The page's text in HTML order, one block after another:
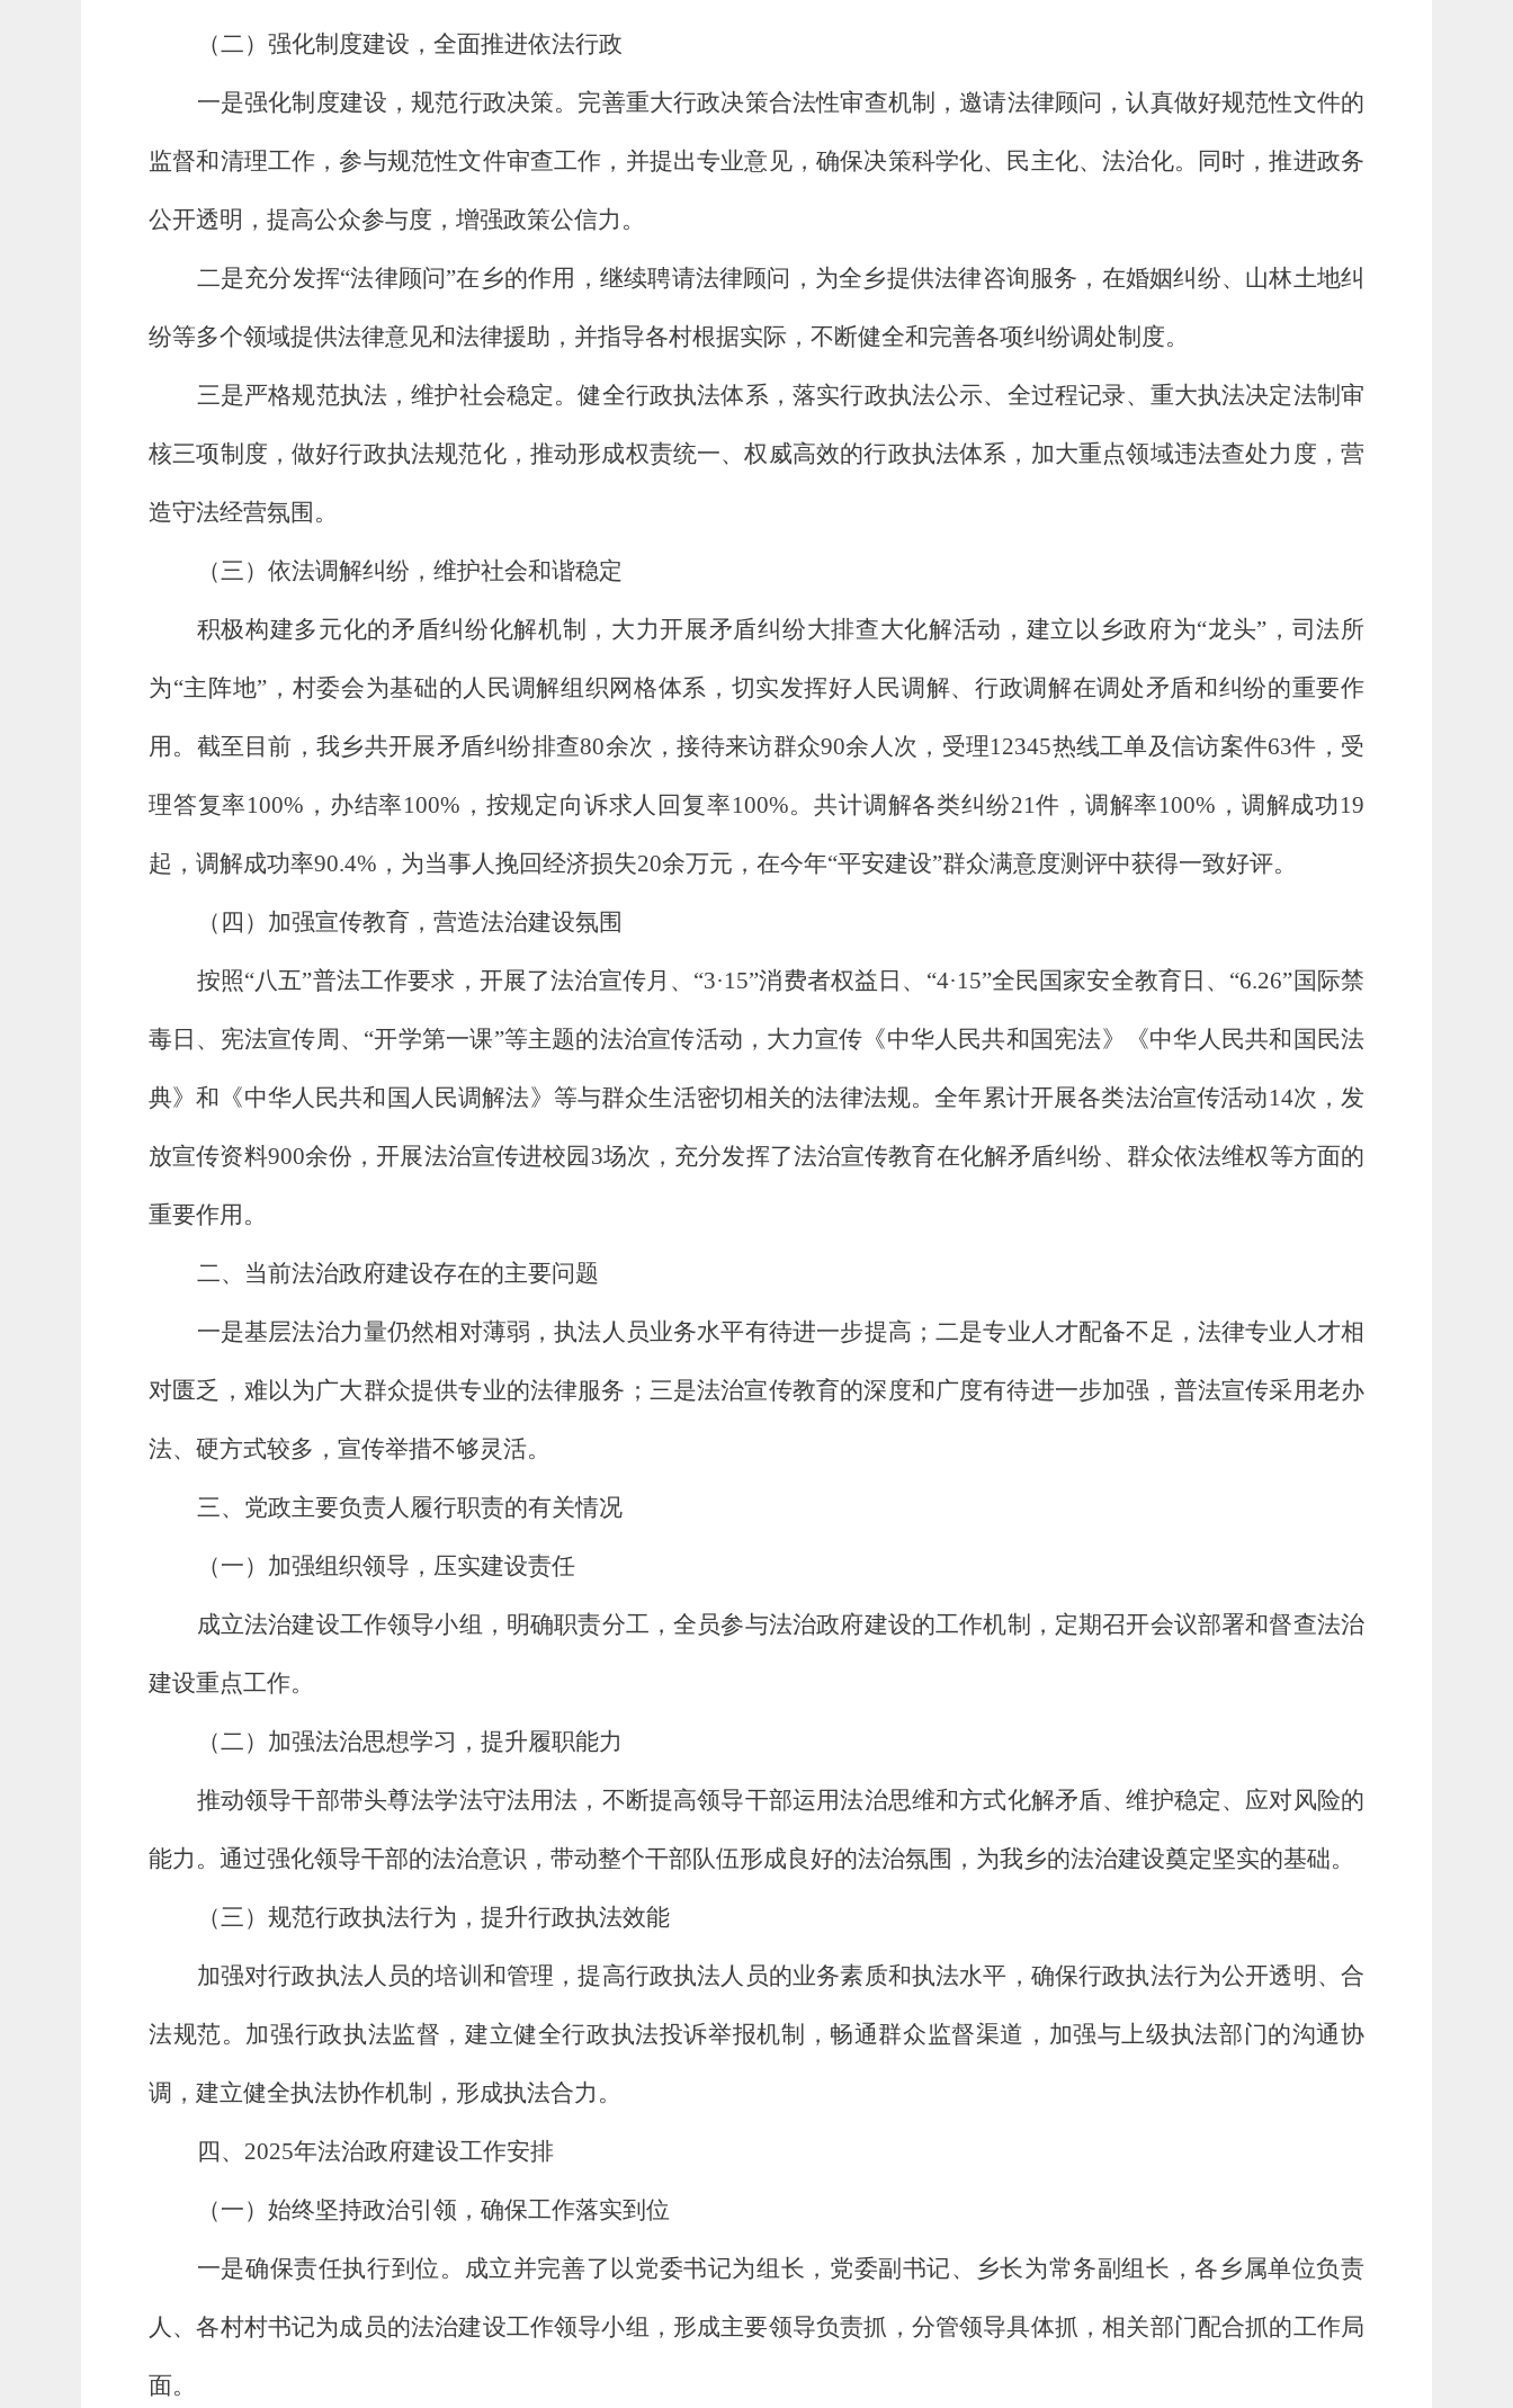
（二）强化制度建设，全面推进依法行政
一是强化制度建设，规范行政决策。完善重大行政决策合法性审查机制，邀请法律顾问，认真做好规范性文件的
监督和清理工作，参与规范性文件审查工作，并提出专业意见，确保决策科学化、民主化、法治化。同时，推进政务
公开透明，提高公众参与度，增强政策公信力。
二是充分发挥“法律顾问”在 乡的作用，继续聘请法律顾问，为全乡提供法律咨询服务，在婚姻纠纷、山林土地纠
纷等多个领域提供法律意见和法律援助，并指导各村根据实际，不断健全和完善各项纠纷调处制度。
三是严格规范执法，维护社会稳定。健全行政执法体系，落实行政执法公示、全过程记录、重大执法决定法制审
核三项制度，做好行政执法规范化，推动形成权责统一、权威高效的行政执法体系，加大重点领域违法查处力度，营
造守法经营氛围。
（三）依法调解纠纷，维护社会和谐稳定
积极构建多元化的矛盾纠纷化解机制，大力开展矛盾纠纷大排查大化解活动，建立以乡政府为“龙头”，司法所
为“主阵地”，村委会为基础的人民调解组织网格体系，切实发挥好人民调解、行政调解在调处矛盾和纠纷的重要作
用。截至目前，我乡共开展矛盾纠纷排查80余次，接待来访群众90余人次，受理12345热线工单及信访案件63件，受
理答复率100%，办结率100%，按规定向诉求人回复率100%。共计调解各类纠纷21件，调解率100%，调解成功19
起，调解成功率90.4%，为当事人挽回经济损失20余万元，在今年“平安建设”群众满意度测评中获得一致好评。
（四）加强宣传教育，营造法治建设氛围
按照“八五”普法工作要求，开展了法治宣传月、“3·15”消费者权益日、“4·15”全民国家安全教育日、“6.26”国际禁
毒日、宪法宣传周、“开学第一课”等主题的法治宣传活动，大力宣传《中华人民共和国宪法》《中华人民共和国民法
典》和《中华人民共和国人民调解法》等与群众生活密切相关的法律法规。全年累计开展各类法治宣传活动14次，发
放宣传资料900余份，开展法治宣传进校园 3场次，充分发挥了法治宣传教育在化解矛盾纠纷、群众依法维权等方面的
重要作用。
二、当前法治政府建设存在的主要问题
一是基层法治力量仍然相对薄弱，执法人员业务水平有待进一步提高；二是专业人才配备不足，法律专业人才相
对匮乏，难以为广大群众提供专业的法律服务；三是法治宣传教育的深度和广度有待进一步加强，普法宣传采用老办
法、硬方式较多，宣传举措不够灵活。
三、党政主要负责人履行职责的有关情况
（一）加强组织领导，压实建设责任
成立法治建设工作领导小组，明确职责分工，全员参与法治政府建设的工作机制，定期召开会议部署和督查法治
建设重点工作。
（二）加强法治思想学习，提升履职能力
推动领导干部带头尊法学法守法用法，不断提高领导干部运用法治思维和方式化解矛盾、维护稳定、应对风险的
能力。通过强化领导干部的法治意识，带动整个干部队伍形成良好的法治氛围，为我乡的法治建设奠定坚实的基础。
（三） 规范行政执法行为，提升行政执法效能
加强对行政执法人员的培训和管理，提高行政执法人员的业务素质和执法水平，确保行政执法行为公开透明、合
法规范。加强行政执法监督，建立健全行政执法投诉举报机制，畅通群众监督渠道，加强与上级执法部门的沟通协
调，建立健全执法协作机制，形成执法合力。
四、2025年法治政府建设工作安排
（一）始终坚持政治引领，确保工作落实到位
一是确保责任执行到位。成立并完善了以党委书记为组长，党委副书记、乡长为常务副组长，各乡属单位负责
人、各村村书记为成员的法治建设工作领导小组，形成主要领导负责抓，分管领导具体抓，相关部门配合抓的工作局
面。